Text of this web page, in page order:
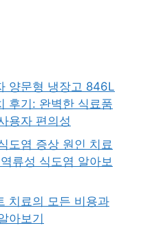
양문형 냉장고 846L
후기: 완벽한 식료품
용자 편의성
도염 증상 원인 치료
류성 식도염 알아보
치료의 모든 비용과
아보기